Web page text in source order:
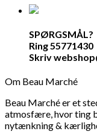
SPØRGSMÅL?
Ring 55771430
Skriv
Om Beau Marché
Beau Marché er et
atmosfære, hvor ting
nytænkning &